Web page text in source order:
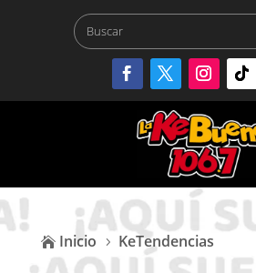
 Inicio 5 KeTendencias